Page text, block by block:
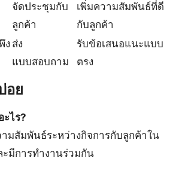
จัดประชุมกับ
ลูกค้า
เพิ่มความสัมพันธ์ที่ดี
กับลูกค้า
ง ส่ง
แบบสอบถาม
รับข้อเสนอแนะแบบ
ตรง
อย
ไร?
มสัมพันธ์ระหว่างกิจการกับลูกค้าใน
มีการทำงานร่วมกัน